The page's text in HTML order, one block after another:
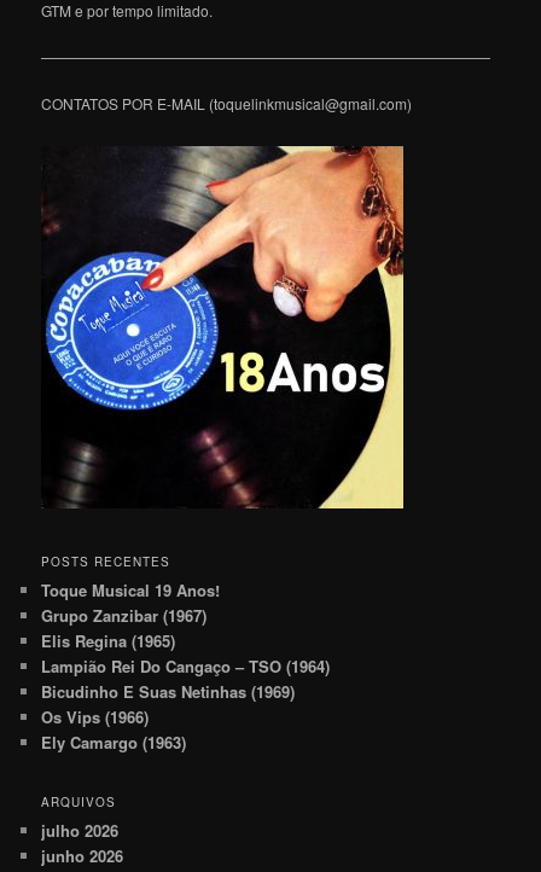
GTM e por tempo limitado.
———————————————————————————————
CONTATOS POR E-MAIL (toquelinkmusical@gmail.com)
POSTS RECENTES
Toque Musical 19 Anos!
Grupo Zanzibar (1967)
Elis Regina (1965)
Lampião Rei Do Cangaço – TSO (1964)
Bicudinho E Suas Netinhas (1969)
Os Vips (1966)
Ely Camargo (1963)
ARQUIVOS
julho 2026
junho 2026